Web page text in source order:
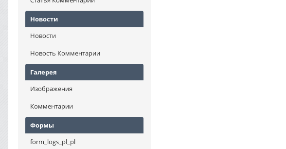
Новости
Новости
Новость Комментарии
Галерея
Изображения
Комментарии
Формы
form_logs_pl_pl